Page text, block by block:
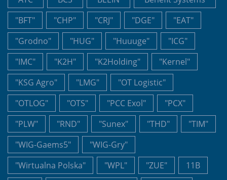
"BFT"
"CHP" "CRJ" "DGE"
"EAT"
"Grodno"
"HUG" "Huuuge"
"ICG"
"IMC"
"K2H" "K2Holding"
"Kernel"
"KSG Agro"
"LMG"
"OT Logistic"
"OTLOG"
"OTS" "PCC Exol"
"PCX"
"PLW"
"RND" "Sunex" "THD"
"TIM"
"WIG-Gaems5"
"WIG-Gry"
"Wirtualna Polska"
"WPL" "ZUE"
11B